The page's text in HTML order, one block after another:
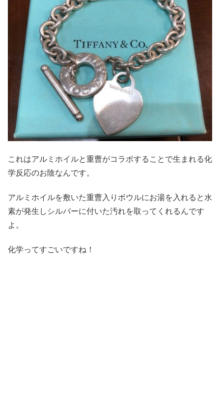
これはアルミホイルと重曹がコラボすることで生まれる化
学反応のお陰なんです。
アルミホイルを敷いた重曹入りボウルにお湯を入れると水
素が発生しシルバーに付いた汚れを取ってくれるんです
よ。
化学ってすごいですね！